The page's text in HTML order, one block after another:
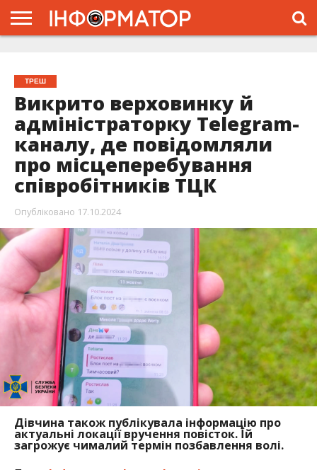
ТРЕШ
Викрито верховинку й
адміністраторку Telegram-
каналу, де повідомляли
про місцеперебування
співробітників ТЦК
Опубліковано 17.10.2024
Дівчина також публікувала інформацію про
актуальні локації вручення повісток. Їй
загрожує чималий термін позбавлення волі.